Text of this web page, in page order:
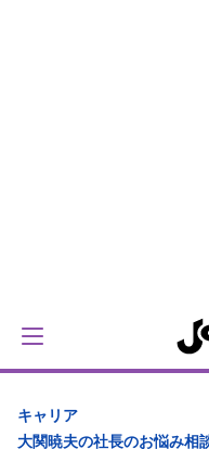
キャリア
大関暁夫の社長のお悩み